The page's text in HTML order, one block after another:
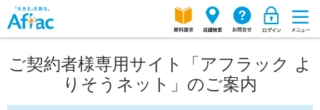
ご契約者様専用サイト「アフラック よ
りそうネット」のご案内